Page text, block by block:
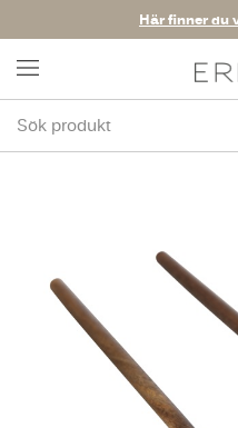
Här finner du